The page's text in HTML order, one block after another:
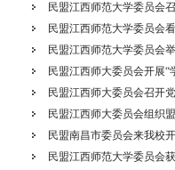
民盟江西师范大学委员会
民盟江西师范大学委员会
民盟江西师范大学委员会
民盟江西师大委员会开展
民盟江西师大委员会召开
民盟江西师大委员会组织
民盟南昌市委员会来我校
民盟江西师范大学委员会